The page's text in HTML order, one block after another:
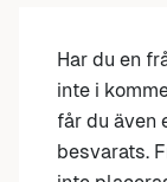
Har du en
inte i
får du även
besvarats.